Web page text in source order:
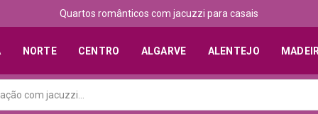
Quartos românticos com jacuzzi para casais
NORTE CENTRO ALGARVE ALENTEJO